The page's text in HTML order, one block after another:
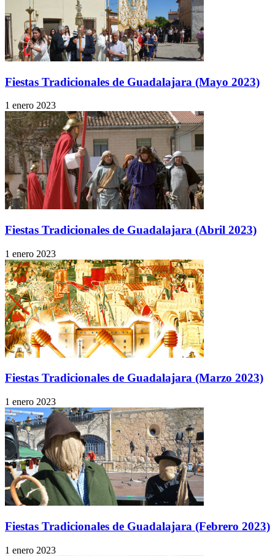
Fiestas Tradicionales de Guadalajara (Mayo 2023)
1 enero 2023
Fiestas Tradicionales de Guadalajara (Abril 2023)
1 enero 2023
Fiestas Tradicionales de Guadalajara (Marzo 2023)
1 enero 2023
Fiestas Tradicionales de Guadalajara (Febrero 2023)
1 enero 2023